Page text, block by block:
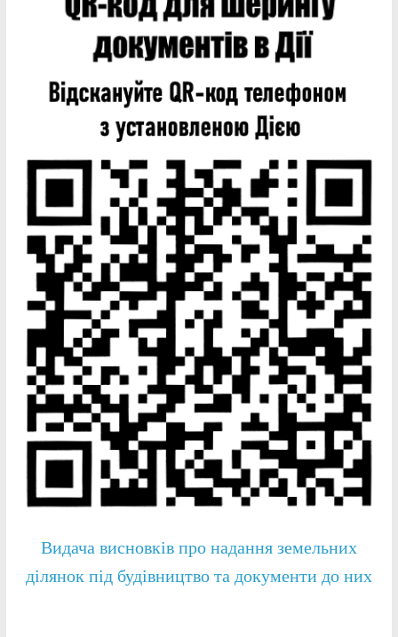
Видача висновків про надання земельних
ділянок під будівництво та документи до них